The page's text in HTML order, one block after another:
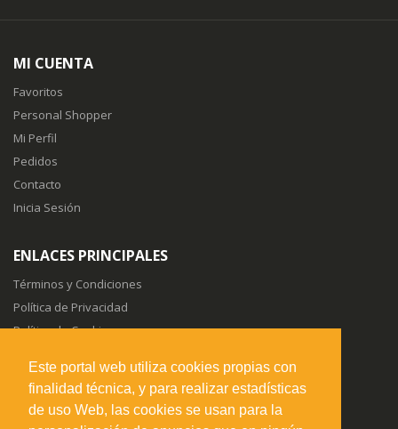
Este portal web utiliza cookies propias con
finalidad técnica, y para realizar estadísticas
de uso Web, las cookies se usan para la
MI CUENTA
Favoritos
Personal Shopper
Mi Perfil
Pedidos
Contacto
Inicia Sesión
ENLACES PRINCIPALES
Términos y Condiciones
Política de Privacidad
Política de Cookies
SÍGUENOS EN